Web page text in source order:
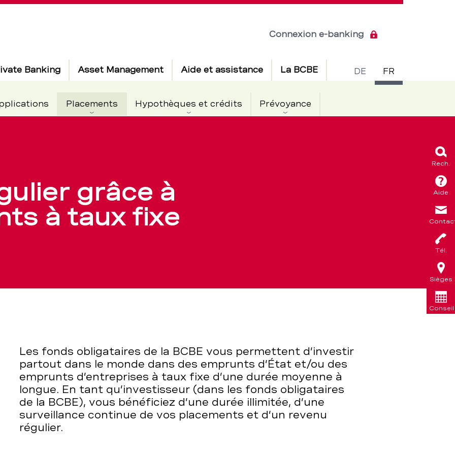
langue
DE FR
Connexion e-banking
Placements ActifHypothèques et crédits Prévoyance
Banking Asset Management Aide et assistance La BCBE
Rech.
Aide
Tél.
Sièges
Conseil
grâce à
à taux fixe
Les fonds obligataires de la BCBE vous permettent d’investir
partout dans le monde dans des emprunts d’État et/ou des
emprunts d’entreprises à taux fixe d’une durée moyenne à
longue. En tant qu’investisseur (dans les fonds obligataires
de la BCBE), vous bénéficiez d’une durée illimitée, d’une
surveillance continue de vos placements et d’un revenu
régulier.